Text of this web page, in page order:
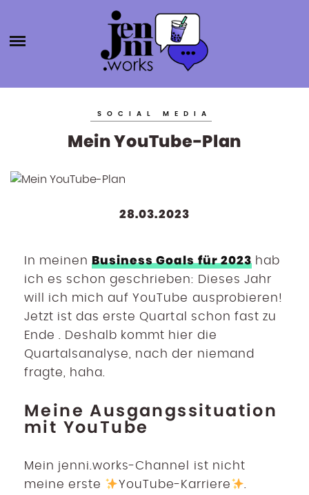
JENNI.W
ORKS
SELBSTSTÄNDIGKEIT
PRODUKTIVITÄT
BLOGROLL
SOCIAL MEDIA
Mein YouTube-Plan
28.03.2023
In meinenBusiness Goals für 2023hab
ich es schon geschrieben: Dieses Jahr
will ich mich auf YouTube ausprobieren!
Jetzt ist das erste Quartal schon fast zu
Ende . Deshalb kommt hier die
Quartalsanalyse, nach der niemand
fragte, haha.
Meine Ausgangssituation
mit YouTube
Mein jenni.works-Channel ist nicht
meine erste
YouTube-Karriere